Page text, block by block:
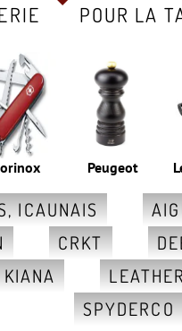
ICAUNAIS
CRKT
KIANA
SPYDERCO
Peugeot
POUR LA